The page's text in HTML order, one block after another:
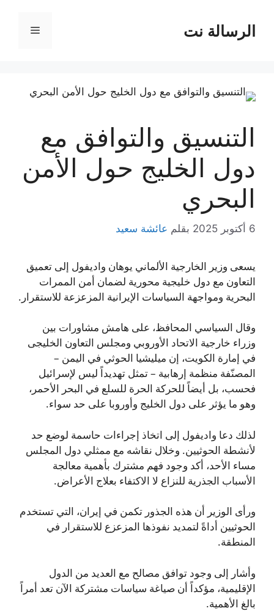
المحتوىالرسالة نت القائمة
التنسيق والتوافق مع
دول الخليج حول الأمن
البحري
6 أكتوبر 2025 بقلم عائشة سعيد
يسعى وزير الخارجية الألماني يوهان واديفول إلى تعميق
التعاون مع دول خليجية محورية لضمان أمن الممرات
البحرية ومواجهة السياسات الإيرانية المزعزعة للاستقرار.
وقال السياسي المحافظ، على هامش مشاورات بين
وزراء خارجية الاتحاد الأوروبي ومجلس التعاون الخليجى
في إمارة الكويت، إن ميليشيا الحوثي في اليمن –
المصنّفة منظمة إرهابية – تمثل تهديداً ليس لإسرائيل
فحسب، بل أيضاً للحركة الحرة للسلع في البحر الأحمر،
وهو ما يؤثر على دول الخليج وأوروبا على حد سواء.
لذلك دعا واديفول إلى اتخاذ إجراءات حاسمة لوضع حد
لأنشطة الحوثيين. وخلال نقاشه مع ممثلي دول المجلس
مساء الأحد، أكد وجود فهم مشترك بأهمية معالجة
الأسباب الجذرية للنزاع لا الاكتفاء بعلاج الأعراض.
ورأى الوزير أن هذه الجذور تكمن في إيران، التي تستخدم
الحوثيين أداةً لتمديد نفوذها المزعزع للاستقرار في
المنطقة.
وأشار إلى وجود توافق مصالح مع العديد من الدول
الإقليمية، مؤكداً أن صياغة سياسات مشتركة الآن تعد أمراً
بالغ الأهمية.